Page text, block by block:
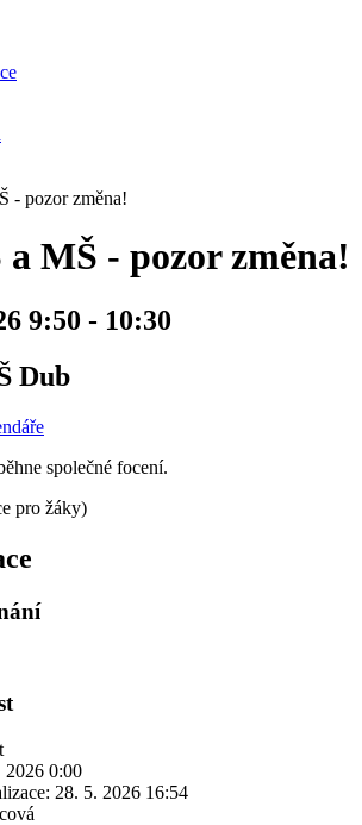
- pozor změna!
a MŠ - pozor změna!
9:50 - 10:30
Dub
společné focení.
pro žáky)
2026 0:00
28. 5. 2026 16:54